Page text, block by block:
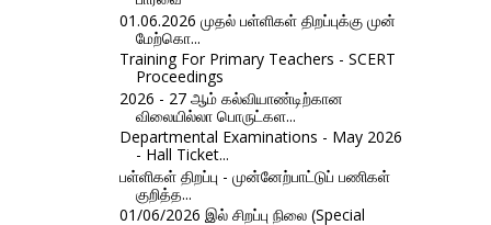
01.06.2026 முதல் பள்ளிகள் திறப்புக்கு முன்
மேற்கொ...
Training For Primary Teachers - SCERT
Proceedings
2026 - 27 ஆம் கல்வியாண்டிற்கான
விலையில்லா பொருட்கள...
Departmental Examinations - May 2026
- Hall Ticket...
பள்ளிகள் திறப்பு - முன்னேற்பாட்டுப் பணிகள்
குறித்த...
01/06/2026 இல் சிறப்பு நிலை (Special